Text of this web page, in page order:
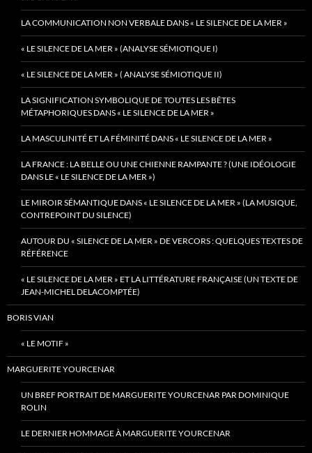
LA COMMUNICATION NON VERBALE DANS « LE SILENCE DE LA MER »
« LE SILENCE DE LA MER » (ANALYSE SÉMIOTIQUE I)
« LE SILENCE DE LA MER » ( ANALYSE SÉMIOTIQUE II)
LA SIGNIFICATION SYMBOLIQUE DE TOUTES LES BÊTES
MÉTAPHORIQUES DANS « LE SILENCE DE LA MER »
LA MASCULINITÉ ET LA FÉMINITÉ DANS « LE SILENCE DE LA MER »
LA FRANCE : LA BELLE OU UNE CHIENNE RAMPANTE ? (UNE IDÉOLOGIE
DANS LE « LE SILENCE DE LA MER »)
LE MIROIR SÉMANTIQUE DANS « LE SILENCE DE LA MER » (LA MUSIQUE,
CONTREPOINT DU SILENCE)
AUTOUR DU « SILENCE DE LA MER » DE VERCORS : QUELQUES TEXTES DE
RÉFÉRENCE
« LE SILENCE DE LA MER » ET LA LITTÉRATURE FRANÇAISE (UN TEXTE DE
JEAN-MICHEL DELACOMPTÉE)
BORIS VIAN
« LE MOTIF »
MARGUERITE YOURCENAR
UN BREF PORTRAIT DE MARGUERITE YOURCENAR PAR DOMINIQUE
ROLIN
LE DERNIER HOMMAGE À MARGUERITE YOURCENAR